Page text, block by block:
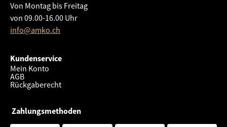
Von Montag bis Freitag
von 09.00-16.00 Uhr
info@amko.ch
Kundenservice
Mein Konto
AGB
Rückgaberecht
Zahlungsmethoden